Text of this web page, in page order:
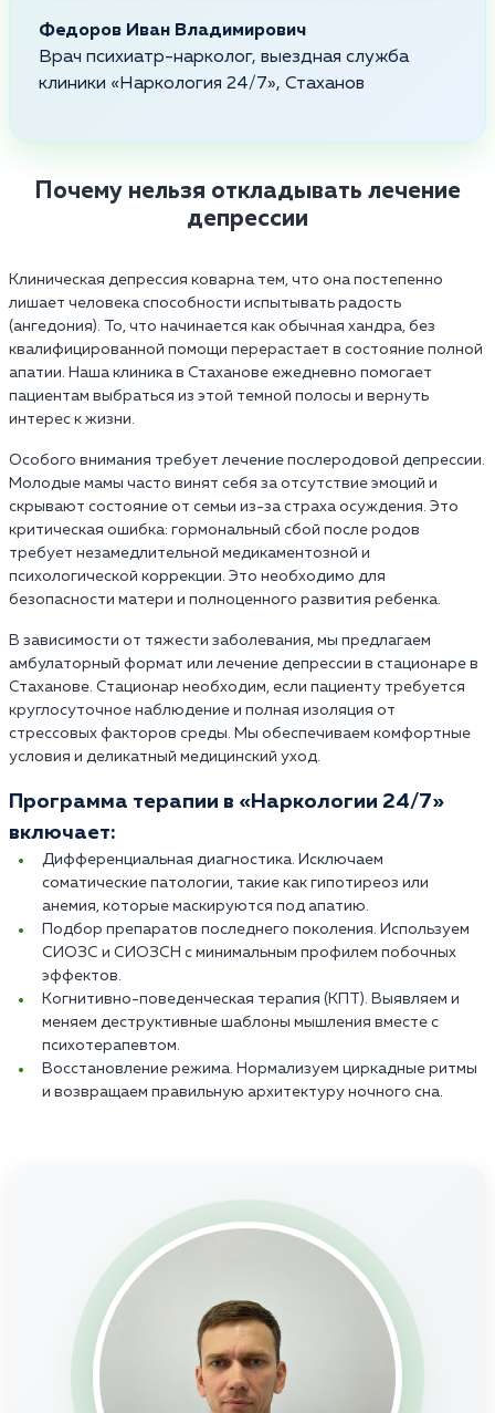
Федоров Иван Владимирович
Врач психиатр-нарколог, выездная служба
клиники «Наркология 24/7», Стаханов
Почему нельзя откладывать лечение
депрессии
Клиническая депрессия коварна тем, что она постепенно
лишает человека способности испытывать радость
(ангедония). То, что начинается как обычная хандра, без
квалифицированной помощи перерастает в состояние полной
апатии. Наша клиника в Стаханове ежедневно помогает
пациентам выбраться из этой темной полосы и вернуть
интерес к жизни.
Особого внимания требует лечение послеродовой депрессии.
Молодые мамы часто винят себя за отсутствие эмоций и
скрывают состояние от семьи из-за страха осуждения. Это
критическая ошибка: гормональный сбой после родов
требует незамедлительной медикаментозной и
психологической коррекции. Это необходимо для
безопасности матери и полноценного развития ребенка.
В зависимости от тяжести заболевания, мы предлагаем
амбулаторный формат или лечение депрессии в стационаре в
Стаханове. Стационар необходим, если пациенту требуется
круглосуточное наблюдение и полная изоляция от
стрессовых факторов среды. Мы обеспечиваем комфортные
условия и деликатный медицинский уход.
Программа терапии в «Наркологии 24/7»
включает:
Дифференциальная диагностика. Исключаем
соматические патологии, такие как гипотиреоз или
анемия, которые маскируются под апатию.
Подбор препаратов последнего поколения. Используем
СИОЗС и СИОЗСН с минимальным профилем побочных
эффектов.
Когнитивно-поведенческая терапия (КПТ). Выявляем и
меняем деструктивные шаблоны мышления вместе с
психотерапевтом.
Восстановление режима. Нормализуем циркадные ритмы
и возвращаем правильную архитектуру ночного сна.